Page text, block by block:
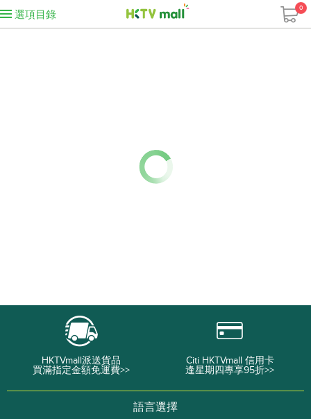
選項目錄
0
HKTVmall派送貨品
買滿指定金額免運費>>
Citi HKTVmall 信用卡
逢星期四專享95折>>
語言選擇